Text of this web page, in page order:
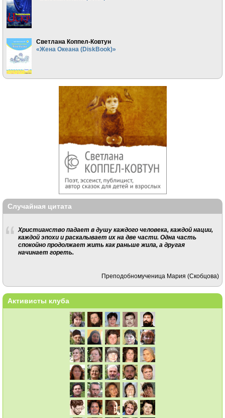
Светлана Коппел-Ковтун
«Жена Океана (DiskBook)»
Случайная цитата
Христианство падает в душу каждого человека, каждой нации,
каждой эпохи и раскалывает их на две части. Одна часть
спокойно продолжает жить как раньше жила, а другая
начинает гореть.
Преподобномученица Мария (Скобцова)
Активисты клуба